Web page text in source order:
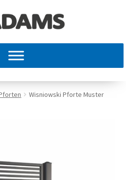
Wisniowski Pforte Muster